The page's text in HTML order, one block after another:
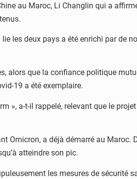
au Maroc, Li Changlin qui a
les deux pays a été enrichi par de
alors que la confiance politique
19 a été exemplaire.
», a-t-il rappelé, relevant que le
a déjà démarré au Maroc.
atteindre son pic.
les mesures de sécurité